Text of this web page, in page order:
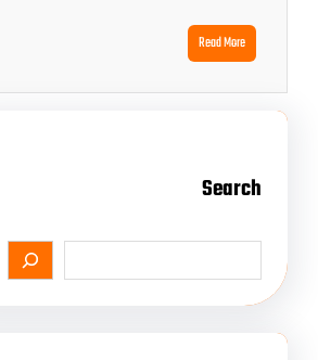
Read More
Search